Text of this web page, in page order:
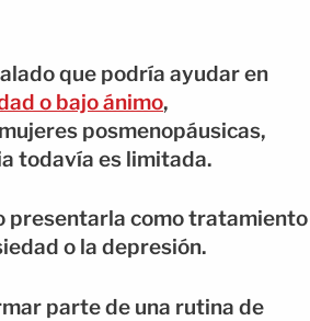
que podría ayudar en
o bajo ánimo,
posmenopáusicas,
todavía es limitada.
presentarla como tratamiento
o la depresión.
parte de una rutina de